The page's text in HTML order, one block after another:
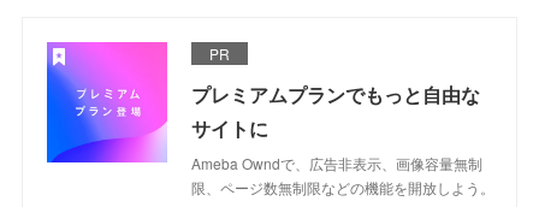
PR
プレミアムプランでもっと自由な
サイトに
Ameba Owndで、広告非表示、画像容量無制
限、ページ数無制限などの機能を開放しよう。